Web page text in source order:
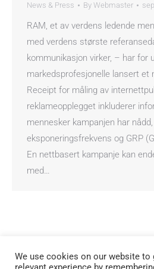
News & Press By Webmaster
RAM, et av verdens ledende
med verdens største
kommunikasjon virker, – har for
markedsprofesjonelle lansert et
Receipt for måling av
reklameopplegget inkluderer
mennesker kampanjen har nådd,
eksponeringsfrekvens og GRP
En nettbasert kampanje kan
med…
We use cookies on our website to